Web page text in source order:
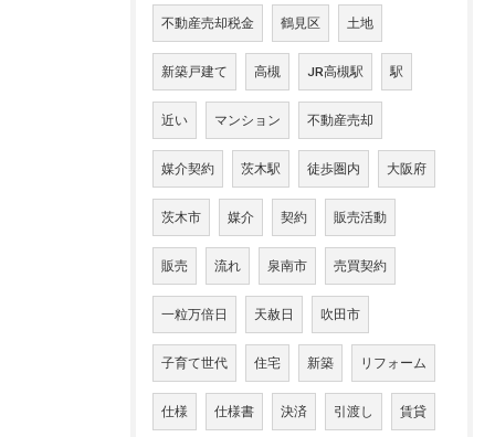
不動産売却税金 鶴見区 土地
新築戸建て 高槻 JR高槻駅 駅
近い マンション 不動産売却
媒介契約 茨木駅 徒歩圏内 大阪府
茨木市 媒介 契約 販売活動
販売 流れ 泉南市 売買契約
一粒万倍日 天赦日 吹田市
子育て世代 住宅 新築 リフォーム
仕様 仕様書 決済 引渡し 賃貸